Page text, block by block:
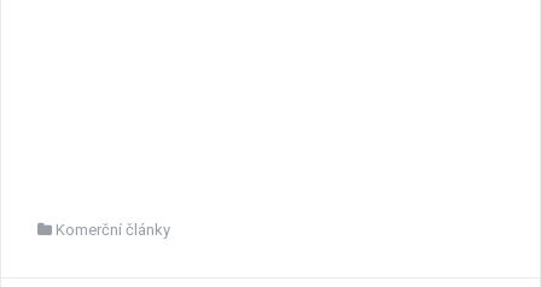
Komerční články